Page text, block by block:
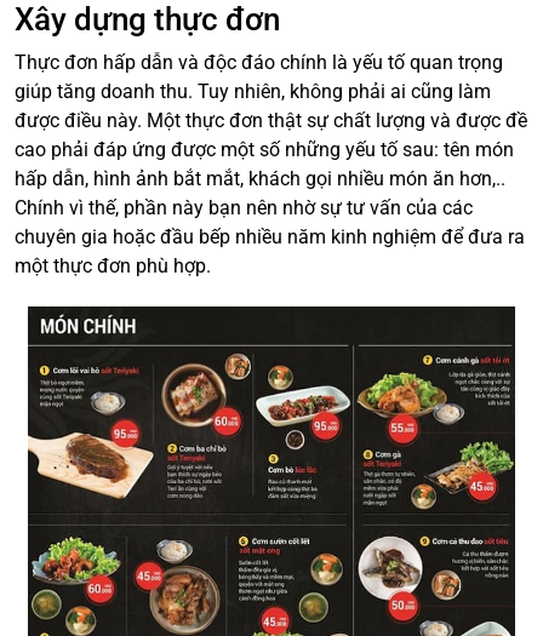
Xây dựng thực đơn
Thực đơn hấp dẫn và độc đáo chính là yếu tố quan trọng
giúp tăng doanh thu. Tuy nhiên, không phải ai cũng làm
được điều này. Một thực đơn thật sự chất lượng và được đề
cao phải đáp ứng được một số những yếu tố sau: tên món
hấp dẫn, hình ảnh bắt mắt, khách gọi nhiều món ăn hơn,..
Chính vì thế, phần này bạn nên nhờ sự tư vấn của các
chuyên gia hoặc đầu bếp nhiều năm kinh nghiệm để đưa ra
một thực đơn phù hợp.